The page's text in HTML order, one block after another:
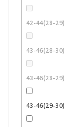
42-44(28-29)
43-46(28-30)
43-46(28-29)
43-46(29-30)